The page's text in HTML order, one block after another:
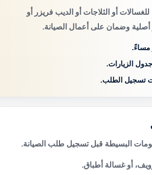
أو الثلاجات أو الديب فريزر أو
أصلية وضمان على أعمال الصيانة.
مساءً.
الزيارات.
تسجيل الطلب.
البسيطة قبل تسجيل طلب الصيانة.
أو غسالة أطباق.